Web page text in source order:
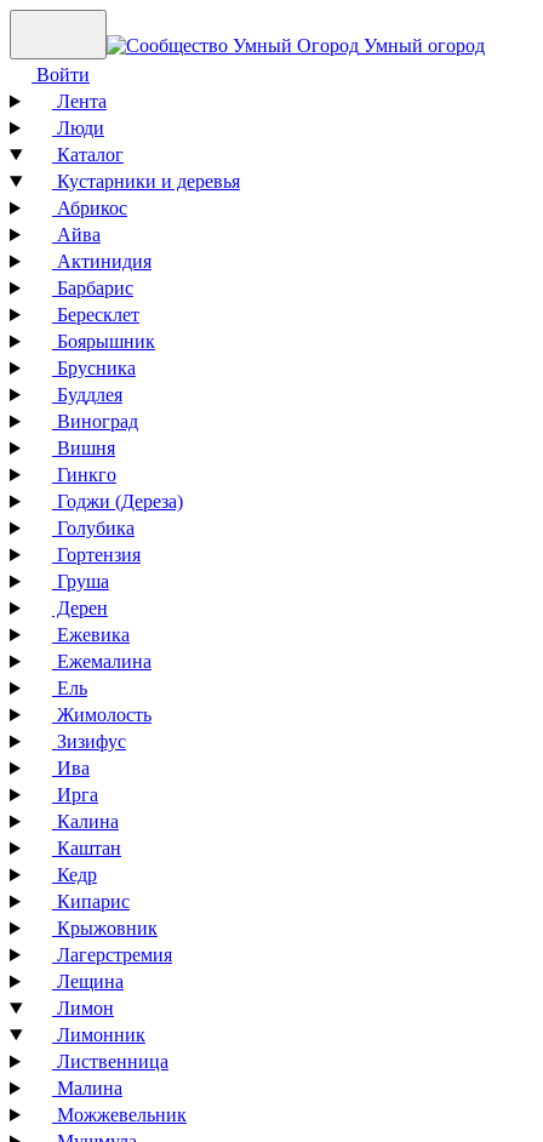
Умный огород
Войти
Лента
Люди
Каталог
Кустарники и деревья
Абрикос
Айва
Актинидия
Барбарис
Бересклет
Боярышник
Брусника
Буддлея
Виноград
Вишня
Гинкго
Годжи (Дереза)
Голубика
Гортензия
Груша
Дерен
Ежевика
Ежемалина
Ель
Жимолость
Зизифус
Ива
Ирга
Калина
Каштан
Кедр
Кипарис
Крыжовник
Лагерстремия
Лещина
Лимон
Лимонник
Лиственница
Малина
Можжевельник